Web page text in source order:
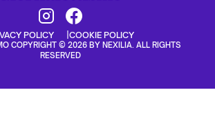
POLICY COOKIE POLICY
COPYRIGHT © 2026 BY NEXILIA. ALL RIGHTS
RESERVED